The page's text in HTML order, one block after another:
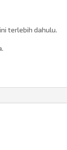
terlebih dahulu.